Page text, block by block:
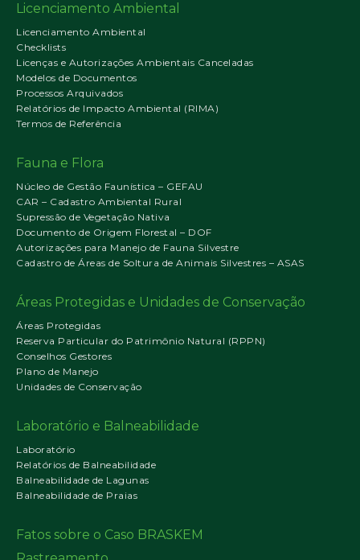
Licenciamento Ambiental
Licenciamento Ambiental
Checklists
Licenças e Autorizações Ambientais Canceladas
Modelos de Documentos
Processos Arquivados
Relatórios de Impacto Ambiental (RIMA)
Termos de Referência
Fauna e Flora
Núcleo de Gestão Faunística – GEFAU
CAR – Cadastro Ambiental Rural
Supressão de Vegetação Nativa
Documento de Origem Florestal – DOF
Autorizações para Manejo de Fauna Silvestre
Cadastro de Áreas de Soltura de Animais Silvestres – ASAS
Áreas Protegidas e Unidades de Conservação
Áreas Protegidas
Reserva Particular do Patrimônio Natural (RPPN)
Conselhos Gestores
Plano de Manejo
Unidades de Conservação
Laboratório e Balneabilidade
Laboratório
Relatórios de Balneabilidade
Balneabilidade de Lagunas
Balneabilidade de Praias
Fatos sobre o Caso BRASKEM